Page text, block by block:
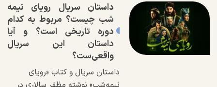
داستان سریال رویای نیمه
شب چیست؟ مربوط به کدام
دوره تاریخی است؟ و آیا
داستان این سریال
واقعی‌ست؟
داستان سریال و کتاب «رویای